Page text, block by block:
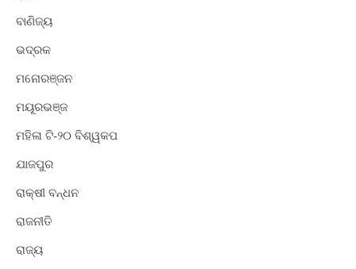
ବାଣିଜ୍ୟ
ଭଦ୍ରକ
ମନୋରଞ୍ଜନ
ମୟୂରଭଞ୍ଜ
ମହିଳା ଟି-୨୦ ବିଶ୍ୱକପ
ଯାଜପୁର
ରାକ୍ଷୀ ବନ୍ଧନ
ରାଜନୀତି
ରାଜ୍ୟ